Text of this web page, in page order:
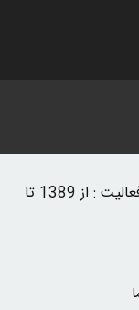
تکنولوژی به زبان ساده | مدت فعالیت : از 1389 تا